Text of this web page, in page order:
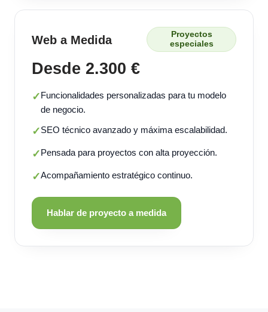
Web a Medida
Proyectos
especiales
Desde 2.300 €
✓Funcionalidades personalizadas para tu modelo
de negocio.
✓SEO técnico avanzado y máxima escalabilidad.
✓Pensada para proyectos con alta proyección.
✓Acompañamiento estratégico continuo.
Hablar de proyecto a medida